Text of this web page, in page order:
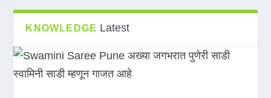
KNOWLEDGE Latest